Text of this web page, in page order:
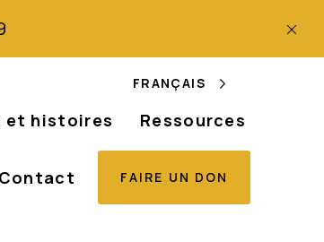
FRANÇAIS
et histoires Ressources
Contact FAIRE UN DON